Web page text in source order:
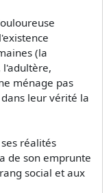
(la
ménage pas
leur vérité la
réalités
de son emprunte
social et aux